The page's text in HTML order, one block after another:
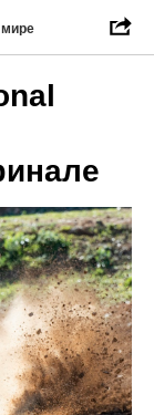
мире